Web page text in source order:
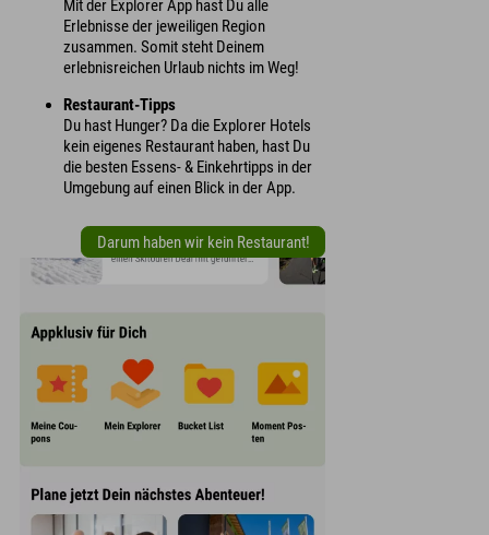
Mit der Explorer App hast Du alle
Erlebnisse der jeweiligen Region
zusammen. Somit steht Deinem
erlebnisreichen Urlaub nichts im Weg!
Restaurant-Tipps
Du hast Hunger? Da die Explorer Hotels
kein eigenes Restaurant haben, hast Du
die besten Essens- & Einkehrtipps in der
Umgebung auf einen Blick in der App.
Darum haben wir kein Restaurant!